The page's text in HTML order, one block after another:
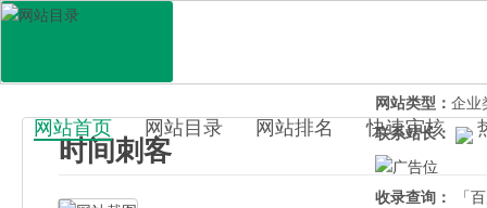
百科目录
网站首页 网站目录 网站排名 快速审核
时间刺客
网站类型： 企业
联系站长：
收录查询：
「